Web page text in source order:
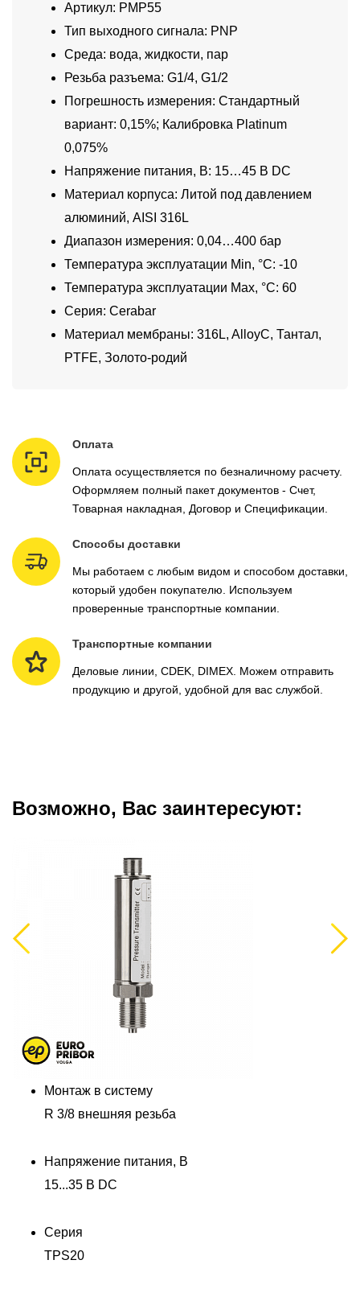
Артикул: PMP55
Тип выходного сигнала: PNP
Среда: вода, жидкости, пар
Резьба разъема: G1/4, G1/2
Погрешность измерения: Стандартный
вариант: 0,15%; Калибровка Platinum
0,075%
Напряжение питания, В: 15…45 В DC
Материал корпуса: Литой под давлением
алюминий, AISI 316L
Диапазон измерения: 0,04…400 бар
Температура эксплуатации Min, °C: -10
Температура эксплуатации Max, °C: 60
Серия: Cerabar
Материал мембраны: 316L, AlloyC, Тантал,
PTFE, Золото-родий
Оплата
Оплата осуществляется по безналичному расчету.
Оформляем полный пакет документов - Счет,
Товарная накладная, Договор и Спецификации.
Способы доставки
Мы работаем с любым видом и способом доставки,
который удобен покупателю. Используем
проверенные транспортные компании.
Транспортные компании
Деловые линии, CDEK, DIMEX. Можем отправить
продукцию и другой, удобной для вас службой.
Возможно, Вас заинтересуют:
Previous
Монтаж в систему
R 3/8 внешняя резьба
Напряжение питания, В
15...35 В DC
Серия
TPS20
Next